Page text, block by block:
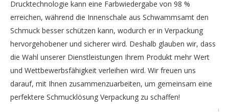
Drucktechnologie kann eine Farbwiedergabe von 98 %
erreichen, während die Innenschale aus Schwammsamt den
Schmuck besser schützen kann, wodurch er in Verpackung
hervorgehobener und sicherer wird. Deshalb glauben wir, dass
die Wahl unserer Dienstleistungen Ihrem Produkt mehr Wert
und Wettbewerbsfähigkeit verleihen wird. Wir freuen uns
darauf, mit Ihnen zusammenzuarbeiten, um gemeinsam eine
perfektere Schmucklösung Verpackung zu schaffen!